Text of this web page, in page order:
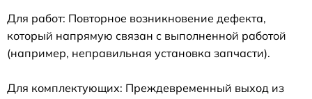
Для работ: Повторное возникновение дефекта,
который напрямую связан с выполненной работой
(например, неправильная установка запчасти).
Для комплектующих: Преждевременный выход из